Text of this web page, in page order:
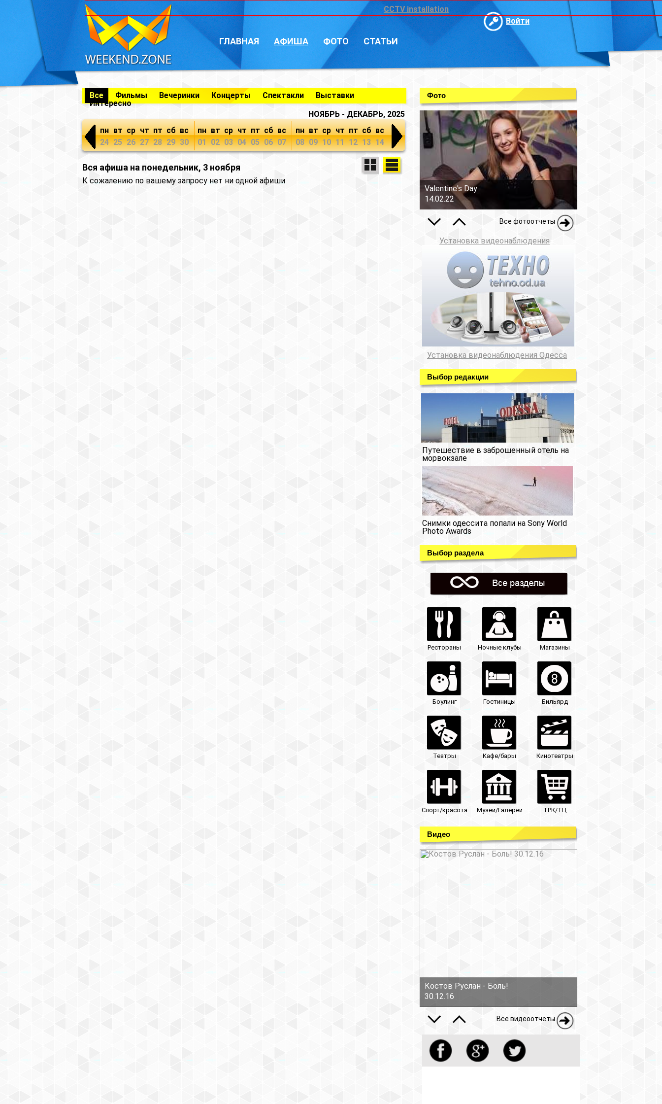
CCTV installation
Войти
ГЛАВНАЯ АФИША ФОТО СТАТЬИ
Все Фильмы Вечеринки Концерты Спектакли
Выставки
Интересно
НОЯБРЬ - ДЕКАБРЬ, 2025
пн
24
вт
25
ср
26
чт
27
пт
28
сб
29
вс
30
пн
01
вт
02
ср
03
чт
04
пт
05
сб
06
вс
07
пн
08
вт
09
ср
10
чт
11
пт
12
сб
13
вс
14
Вся афиша на понедельник, 3 ноября
К сожалению по вашему запросу нет ни одной афиши
Фото
Valentine's Day
14.02.22
Все фотоотчеты
Установка видеонаблюдения
Установка видеонаблюдения Одесса
Выбор редакции
Путешествие в заброшенный отель на
морвокзале
Снимки одессита попали на Sony World
Photo Awards
Выбор раздела
Рестораны Ночные клубы Магазины
Боулинг Гостиницы Бильярд
Театры Кафе/бары Кинотеатры
Спорт/красота Музеи/Галереи ТРК/ТЦ
Видео
Костов Руслан - Боль!
30.12.16
Все видеоотчеты